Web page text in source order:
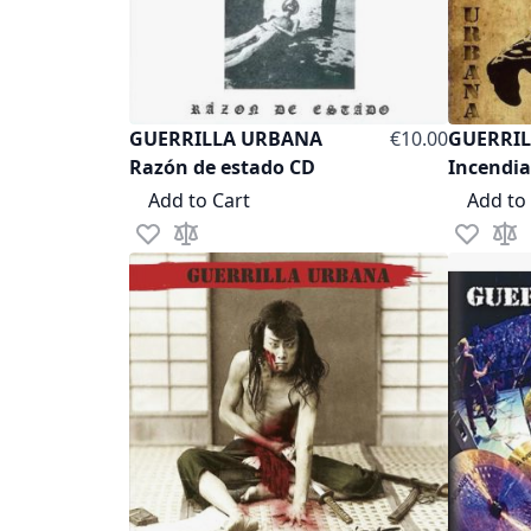
GUERRILLA URBANA
Razón de estado CD
€10.00
Add to Cart
Add to Wish List
Add to Compare
Add to
Add toAdd